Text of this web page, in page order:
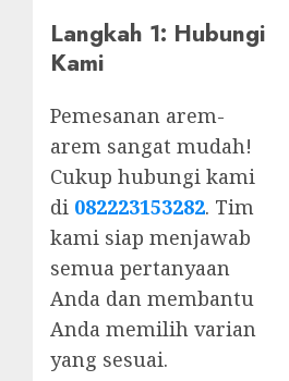
Langkah 1: Hubungi
Kami
Pemesanan arem-
arem sangat mudah!
Cukup hubungi kami
di 082223153282. Tim
kami siap menjawab
semua pertanyaan
Anda dan membantu
Anda memilih varian
yang sesuai.